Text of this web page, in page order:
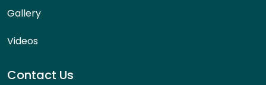
Gallery
Videos
Contact Us